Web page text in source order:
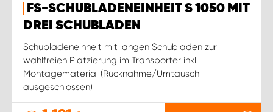
FS-SCHUBLADENEINHEIT S 1050 MIT
DREI SCHUBLADEN
Schubladeneinheit mit langen Schubladen zur
wahlfreien Platzierung im Transporter inkl.
Montagematerial (Rücknahme/Umtausch
ausgeschlossen)